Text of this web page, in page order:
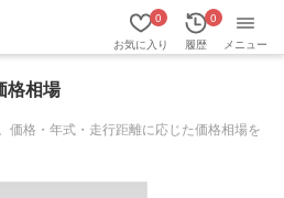
お気に入り
0
履歴
0
メニュー
格相場
価格・年式・走行距離に応じた価格相場を